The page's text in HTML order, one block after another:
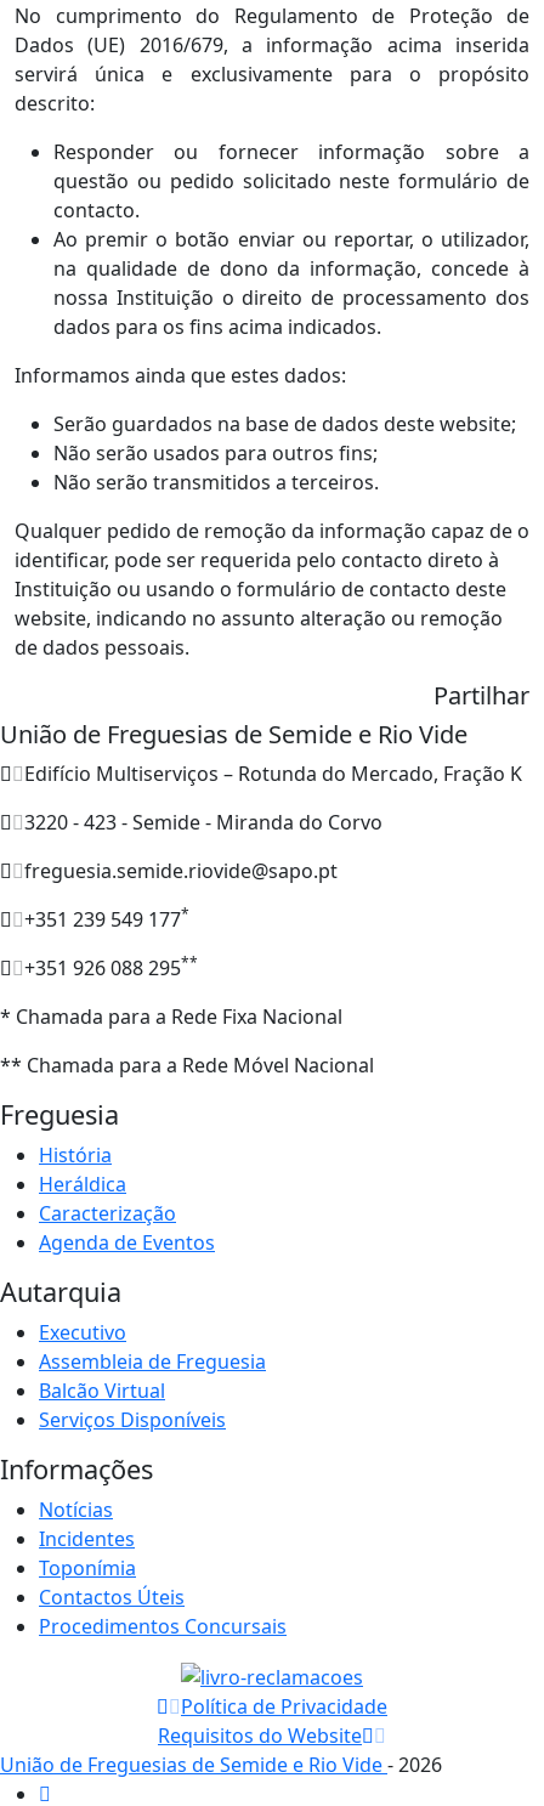
No cumprimento do Regulamento de Proteção de
Dados (UE) 2016/679, a informação acima inserida
servirá única e exclusivamente para o propósito
descrito:
Responder ou fornecer informação sobre a
questão ou pedido solicitado neste formulário de
contacto.
Ao premir o botão enviar ou reportar, o utilizador,
na qualidade de dono da informação, concede à
nossa Instituição o direito de processamento dos
dados para os fins acima indicados.
Informamos ainda que estes dados:
Serão guardados na base de dados deste website;
Não serão usados para outros fins;
Não serão transmitidos a terceiros.
Qualquer pedido de remoção da informação capaz de o
identificar, pode ser requerida pelo contacto direto à
Instituição ou usando o formulário de contacto deste
website, indicando no assunto alteração ou remoção
de dados pessoais.
Partilhar
União de Freguesias de Semide e Rio Vide
Edifício Multiserviços – Rotunda do Mercado, Fração K
3220 - 423 - Semide - Miranda do Corvo
freguesia.semide.riovide@sapo.pt
+351 239 549 177*
+351 926 088 295**
* Chamada para a Rede Fixa Nacional
** Chamada para a Rede Móvel Nacional
Freguesia
História
Heráldica
Caracterização
Agenda de Eventos
Autarquia
Executivo
Assembleia de Freguesia
Balcão Virtual
Serviços Disponíveis
Informações
Notícias
Incidentes
Toponímia
Contactos Úteis
Procedimentos Concursais
Política de Privacidade
Requisitos do Website
União de Freguesias de Semide e Rio Vide- 2026